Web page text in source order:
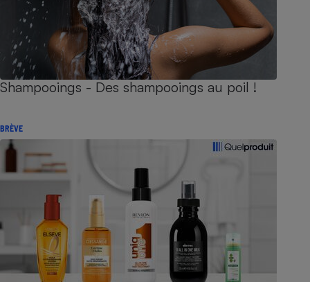
Shampooings - Des shampooings au poil !
BRÈVE